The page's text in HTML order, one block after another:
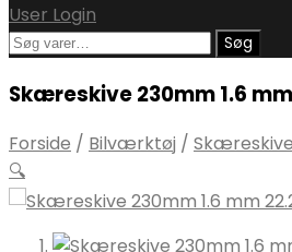
User Login
Søg
Søg
Skæreskive 230mm 1.6
Forside / Bilværktøj /
🔍